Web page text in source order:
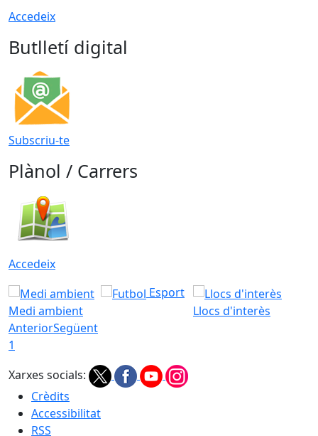
Accedeix
Butlletí digital
Subscriu-te
Plànol / Carrers
Accedeix
Medi ambient
Esport
Llocs d'interès
AnteriorSegüent
1
Xarxes socials:
Crèdits
Accessibilitat
RSS